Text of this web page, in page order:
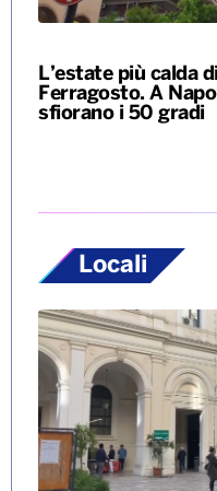
L’estate più calda
Ferragosto. A
sfiorano i 50 gradi
Locali